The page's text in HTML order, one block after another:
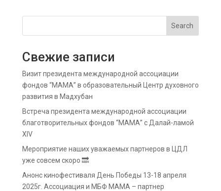
Search
Свежие записи
Визит президента международной ассоциации
фондов “МАМА” в образовательный Центр духовного
развития в Мадхубан
Встреча президента международной ассоциации
благотворительных фондов “МАМА” с Далай-ламой
XIV
Мероприятие наших уважаемых партнеров в ЦДЛ
уже совсем скоро 🔜
Анонс кинофестиваля День Победы 13-18 апреля
2025г. Ассоциация и МБФ МАМА – партнер